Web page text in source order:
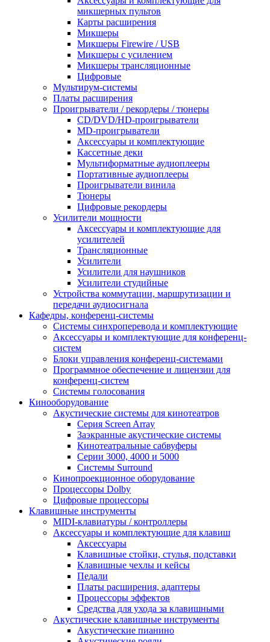
микшерных пультов
Карты расширения
Микшеры
Микшеры Firewire / USB
Микшеры с усилением
Микшеры трансляционные
Цифровые
Мультирум-системы
Платы расширения
Проигрыватели / рекордеры / тюнеры
CD/DVD/HD-проигрыватели
MD-проигрыватели
Аксессуары и комплектующие
Кассетные деки
Мультиформатные аудиоплееры
Портативные аудиоплееры
Проигрыватели винила
Тюнеры
Цифровые рекордеры
Усилители мощности
Аксессуары и комплектующие для
усилителей
Трансляционные
Усилители
Усилители для наушников
Усилители студийные
Устройства коммутации, маршрутизации и
передачи аудиосигнала
Кафедры, конференц-системы
Cистемы синхроперевода и комплектующие
Аксессуары и комплектующие для конференц-
систем
Блоки управления конференц-системами
Программное обеспечение и лицензии для
конференц-систем
Системы голосования
Кинооборудование
Акустические системы для кинотеатров
Cерия Screen Array
Заэкранные акустические системы
Кинотеатральные сабвуферы
Серии 3000, 4000 и 5000
Системы Surround
Кинопроекционное оборудование
Процессоры Dolby
Цифровые процессоры
Клавишные инструменты
MIDI-клавиатуры / контроллеры
Аксессуары и комплектующие для клавиш
Аксессуары
Клавишные стойки, стулья, подставки
Клавишные чехлы и кейсы
Педали
Платы расширения, адаптеры
Процессоры эффектов
Средства для ухода за клавишными
Акустические клавишные инструменты
Акустические пианино